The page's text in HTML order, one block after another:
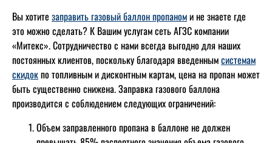
Вы хотите заправить газовый баллон пропаноми не знаете где
это можно сделать? К Вашим услугам сеть АГЗС компании
«Митекс». Сотрудничество с нами всегда выгодно для наших
постоянных клиентов, поскольку благодаря введеннымсистемам
скидокпо топливным и дисконтным картам, цена на пропан может
быть существенно снижена. Заправка газового баллона
производится с соблюдением следующих ограничений:
Объем заправленного пропана в баллоне не должен